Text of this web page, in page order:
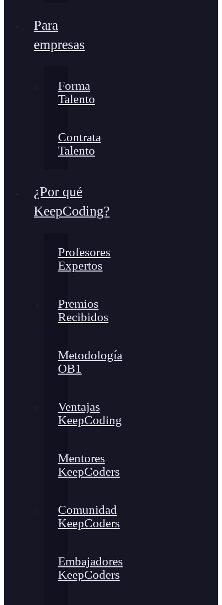
Para
empresas
Forma
Talento
Contrata
Talento
¿Por qué
KeepCoding?
Profesores
Expertos
Premios
Recibidos
Metodología
OB1
Ventajas
KeepCoding
Mentores
KeepCoders
Comunidad
KeepCoders
Embajadores
KeepCoders